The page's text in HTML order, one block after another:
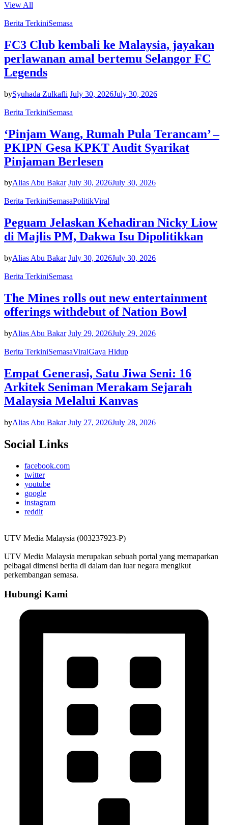
View All
Berita TerkiniSemasa
FC3 Club kembali ke Malaysia, jayakan
perlawanan amal bertemu Selangor FC
Legends
bySyuhada Zulkafli July 30, 2026July 30, 2026
Berita TerkiniSemasa
‘Pinjam Wang, Rumah Pula Terancam’ –
PKIPN Gesa KPKT Audit Syarikat
Pinjaman Berlesen
byAlias Abu Bakar July 30, 2026July 30, 2026
Berita TerkiniSemasaPolitikViral
Peguam Jelaskan Kehadiran Nicky Liow
di Majlis PM, Dakwa Isu Dipolitikkan
byAlias Abu Bakar July 30, 2026July 30, 2026
Berita TerkiniSemasa
The Mines rolls out new entertainment
offerings withdebut of Nation Bowl
byAlias Abu Bakar July 29, 2026July 29, 2026
Berita TerkiniSemasaViralGaya Hidup
Empat Generasi, Satu Jiwa Seni: 16
Arkitek Seniman Merakam Sejarah
Malaysia Melalui Kanvas
byAlias Abu Bakar July 27, 2026July 28, 2026
Social Links
facebook.com
twitter
youtube
google
instagram
reddit
UTV Media Malaysia (003237923-P)
UTV Media Malaysia merupakan sebuah portal yang memaparkan
pelbagai dimensi berita di dalam dan luar negara mengikut
perkembangan semasa.
Hubungi Kami